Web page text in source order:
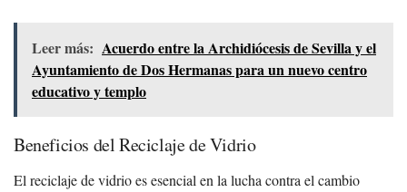
Leer más: Acuerdo entre la Archidiócesis de Sevilla y el
Ayuntamiento de Dos Hermanas para un nuevo centro
educativo y templo
Beneficios del Reciclaje de Vidrio
El reciclaje de vidrio es esencial en la lucha contra el cambio